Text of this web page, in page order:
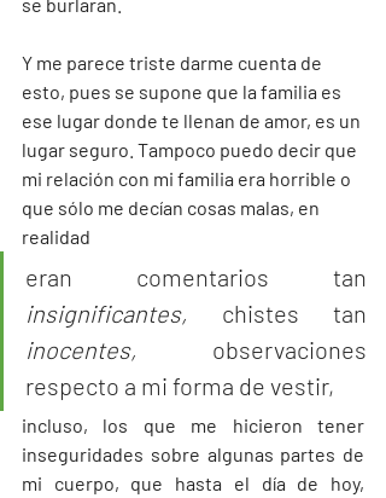
Y me parece triste darme cuenta de
esto, pues se supone que la familia es
ese lugar donde te llenan de amor, es un
lugar seguro. Tampoco puedo decir que
mi relación con mi familia era horrible o
que sólo me decían cosas malas, en
realidad
insignificantes,
inocentes, observaciones
respecto a mi forma de vestir,
incluso, los que me hicieron tener
inseguridades sobre algunas partes de
mi cuerpo, que hasta el día de hoy,